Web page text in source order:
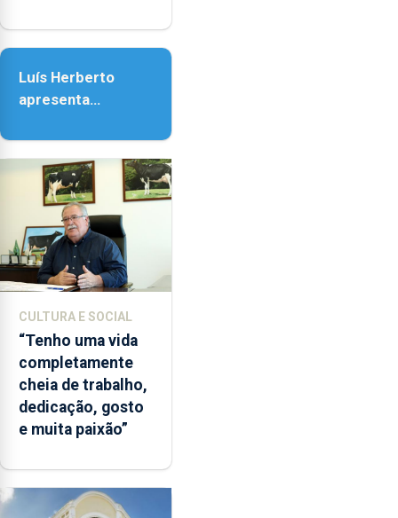
e
as
18h00.
Senhora da
Luís Herberto
apresenta
Paisagem’
CULTURA E SOCIAL
“Tenho uma vida
completamente
cheia de trabalho,
dedicação, gosto
e muita paixão”